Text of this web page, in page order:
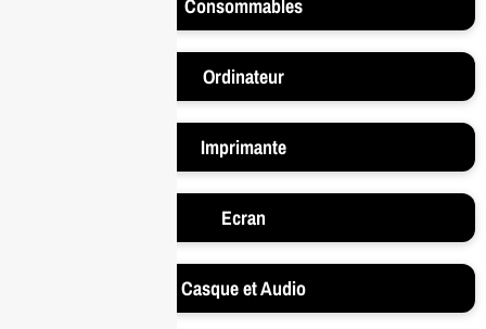
Consommables
Ordinateur
Imprimante
Ecran
Casque et Audio